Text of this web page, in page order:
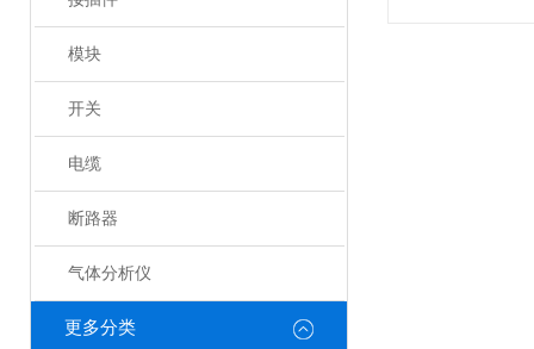
模块
开关
电缆
断路器
气体分析仪
更多分类